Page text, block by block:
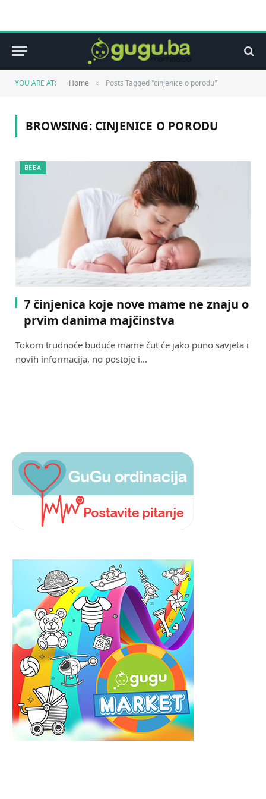
YOU ARE AT: Home » Posts Tagged "cinjenice o porodu"
BROWSING: CINJENICE O PORODU
BEBA
7 činjenica koje nove mame ne znaju o
prvim danima majčinstva
Tokom trudnoće buduće mame čut će jako puno savjeta i
novih informacija, no postoje i…